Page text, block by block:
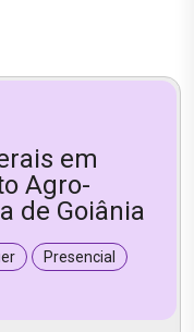
em
Agro-
de Goiânia
Presencial